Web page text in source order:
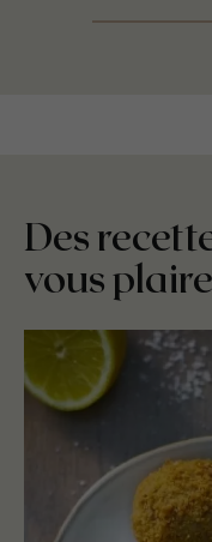
Des
vous plaire